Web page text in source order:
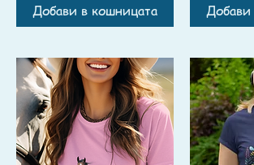
Добави в кошницата